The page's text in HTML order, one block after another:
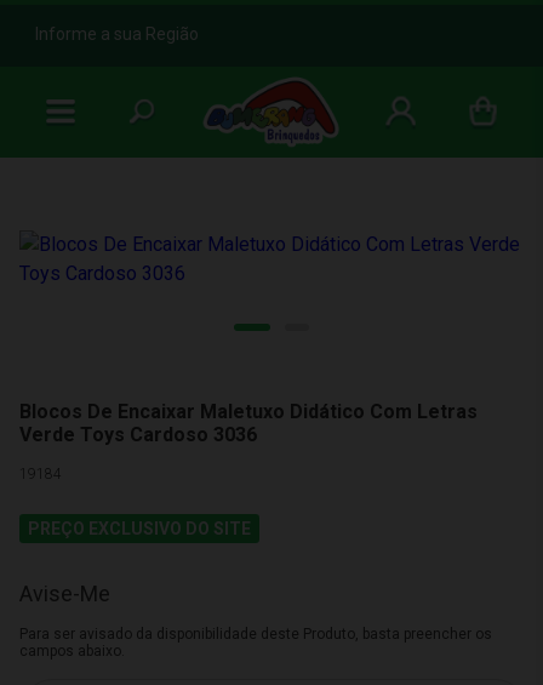
b
Informe a sua Região
Blocos De Encaixar Maletuxo Didático Com Letras
Verde Toys Cardoso 3036
19184
PREÇO EXCLUSIVO DO SITE
Avise-Me
Para ser avisado da disponibilidade deste Produto, basta preencher os
campos abaixo.